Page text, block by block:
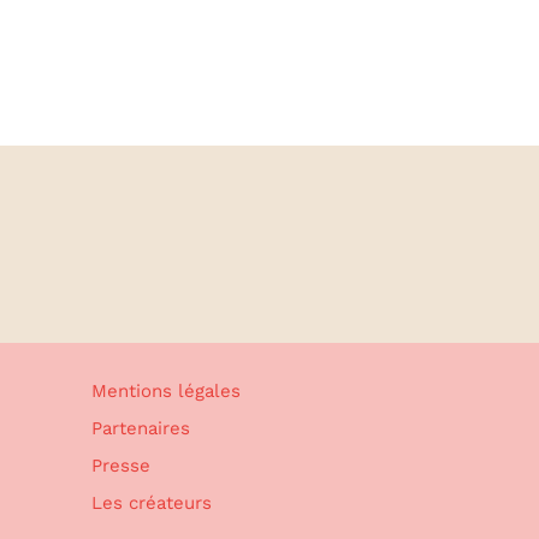
Mentions légales
Partenaires
Presse
Les créateurs